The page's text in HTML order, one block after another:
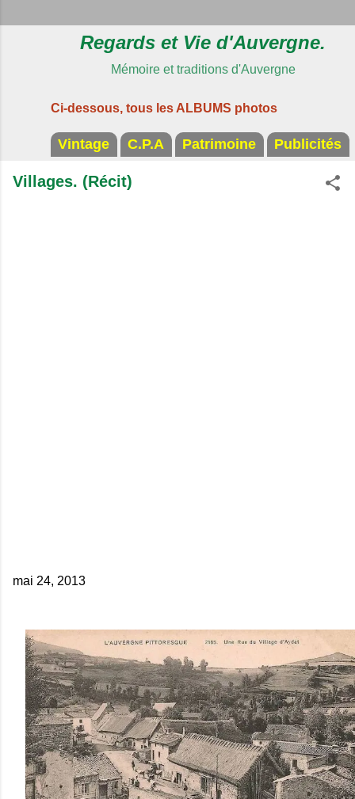
Regards et Vie d'Auvergne.
Mémoire et traditions d'Auvergne
Ci-dessous, tous les ALBUMS photos
Vintage C.P.A Patrimoine Publicités
Villages. (Récit)
mai 24, 2013